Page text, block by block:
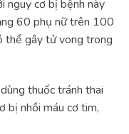
nguy cơ bị bệnh này
60 phụ nữ trên 100
thể gây tử vong trong
thuốc tránh thai
bị nhồi máu cơ tim,